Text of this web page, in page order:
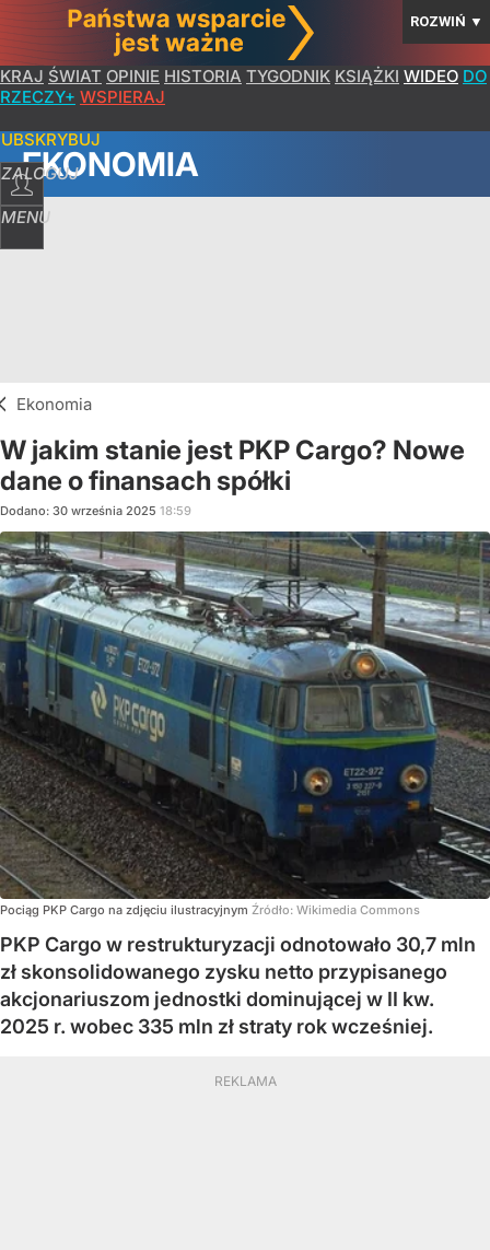
ROZWIŃ ▼
KRAJ ŚWIAT OPINIE HISTORIA TYGODNIK KSIĄŻKI WIDEO DO
RZECZY+ WSPIERAJ
ZALOGUJ
MENU
EKONOMIA
Ekonomia
W jakim stanie jest PKP Cargo? Nowe
dane o finansach spółki
Dodano: 30 września 2025 18:59
Pociąg PKP Cargo na zdjęciu ilustracyjnym Źródło: Wikimedia Commons
PKP Cargo w restrukturyzacji odnotowało 30,7 mln
zł skonsolidowanego zysku netto przypisanego
akcjonariuszom jednostki dominującej w II kw.
2025 r. wobec 335 mln zł straty rok wcześniej.